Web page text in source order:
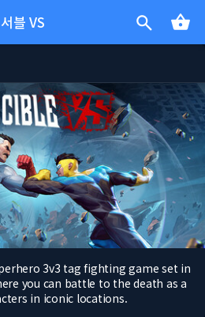
블 VS
3v3 tag fighting game set in
you can battle to the death as a
in iconic locations.